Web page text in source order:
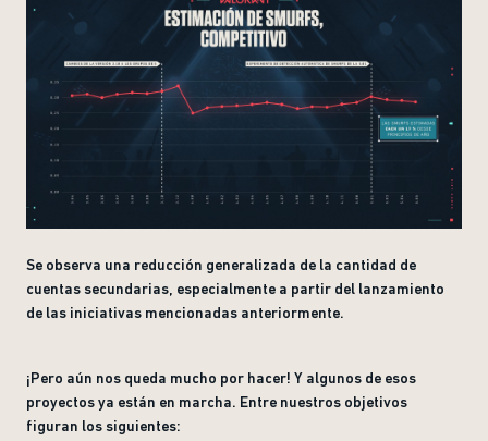
Se observa una reducción generalizada de la cantidad de
cuentas secundarias, especialmente a partir del lanzamiento
de las iniciativas mencionadas anteriormente.
¡Pero aún nos queda mucho por hacer! Y algunos de esos
proyectos ya están en marcha. Entre nuestros objetivos
figuran los siguientes: